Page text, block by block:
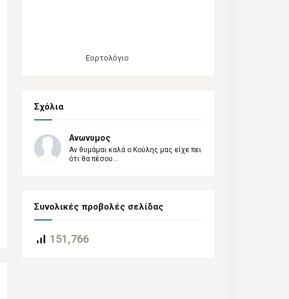
Εορτολόγιο
Σχόλια
Ανωνυμος
Αν θυμάμαι καλά ο Κούλης μας είχε πει
ότι θα πέσου...
Συνολικές προβολές σελίδας
151,766